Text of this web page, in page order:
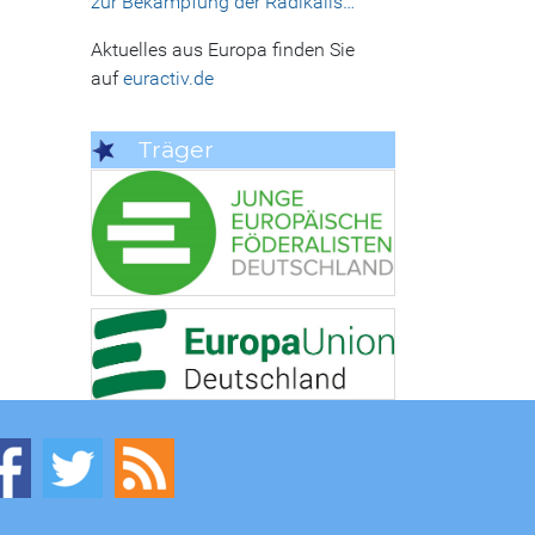
Aktuelles aus Europa finden Sie
aufeuractiv.de
Träger